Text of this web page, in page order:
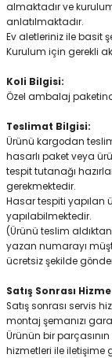
almaktadır ve
anlatılmaktadır.
Ev aletleriniz ile basit
Kurulum için gerekli
Koli Bilgisi:
Özel ambalaj
Teslimat Bilgisi:
Ürünü kargodan
hasarlı paket veya
tespit tutanağı
gerekmektedir.
Hasar tespiti yapılan
yapılabilmektedir.
(Ürünü teslim
yazan numarayı
ücretsiz şekilde
Satış Sonrası
Satış sonrası servis
montaj şemanızı
Ürünün bir
hizmetleri ile iletişime